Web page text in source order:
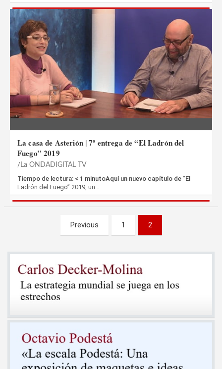
La casa de Asterión | 7º entrega de “El Ladrón del
Fuego” 2019
La ONDADIGITAL TV
Tiempo de lectura: < 1 minutoAquí un nuevo capítulo de “El
Ladrón del Fuego” 2019, un…
entradas
Previous 1 2